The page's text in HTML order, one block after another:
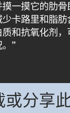
一摸它的肋骨
卡路里和脂
和抗氧化剂
”
或分享